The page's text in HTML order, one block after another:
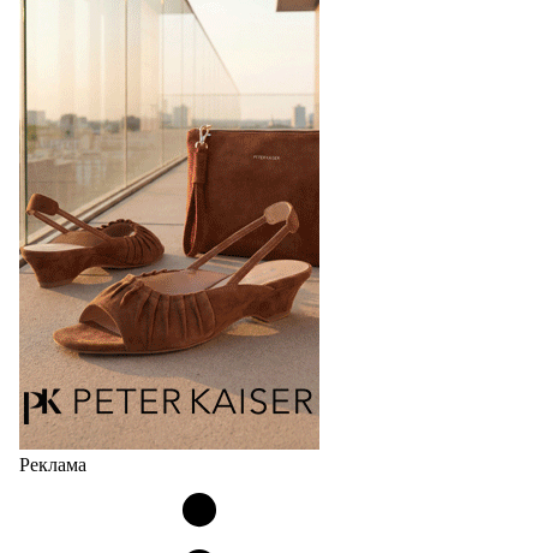
перевыпустил свой хит - кроссовки
Популярный силуэт бренда,1999 года выпуска,
соответствует сегодняшнему тренду на
сникерины (гибридный вариант балеток и
кроссовок обтекаемой формы и с тонкой подошвой).
Но в модели Miu Miu Bubble присутствует еще и…
05.08.2026 2163
Реклама